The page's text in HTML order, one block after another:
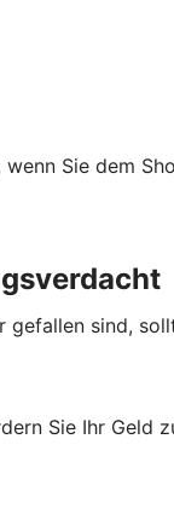
wenn Sie dem
gefallen sind,
Sie Ihr Geld